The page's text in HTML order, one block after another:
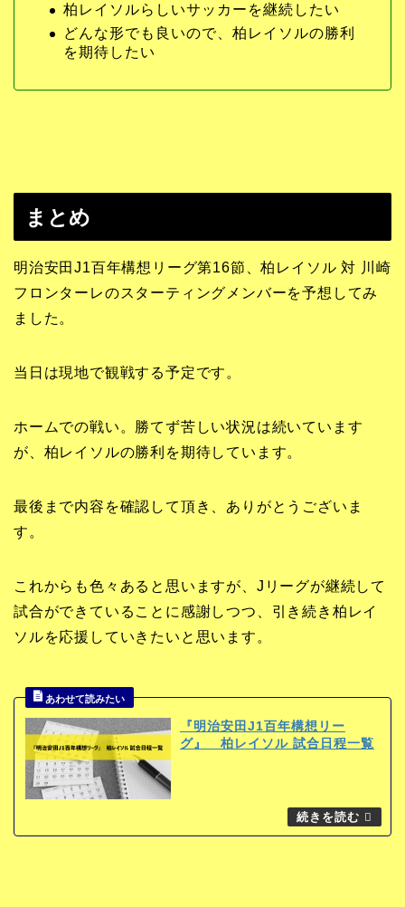
柏レイソルらしいサッカーを継続したい
どんな形でも良いので、柏レイソルの勝利
を期待したい
まとめ
明治安田J1百年構想リーグ第16節、柏レイソル 対 川崎
フロンターレのスターティングメンバーを予想してみ
ました。
当日は現地で観戦する予定です。
ホームでの戦い。勝てず苦しい状況は続いています
が、柏レイソルの勝利を期待しています。
最後まで内容を確認して頂き、ありがとうございま
す。
これからも色々あると思いますが、Jリーグが継続して
試合ができていることに感謝しつつ、引き続き柏レイ
ソルを応援していきたいと思います。
『明治安田J1百年構想リー
グ』 柏レイソル 試合日程一覧